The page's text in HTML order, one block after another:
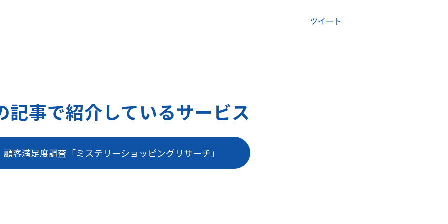
ツイート
記事で紹介しているサービス
顧客満足度調査「ミステリーショッピングリサーチ」